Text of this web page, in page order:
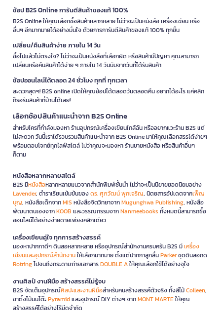
ช้อป B2S Online การันตีสินค้าของแท้ 100%
B2S Online ให้คุณเลือกซื้อสินค้าหลากหลาย ไม่ว่าจะเป็นหนังสือ เครื่องเขียน หรือ
อื่นๆ อีกมากมายได้อย่างมั่นใจ ด้วยการการันตีสินค้าของแท้ 100% ทุกชิ้น
เปลี่ยน/คืนสินค้าง่าย ภายใน 14 วัน
ซื้อไปแล้วไม่ตรงใจ? ไม่ว่าจะเป็นหนังสือที่เลือกผิด หรือสินค้ามีปัญหา คุณสามารถ
เปลี่ยนหรือคืนสินค้าได้ง่าย ๆ ภายใน 14 วันนับจากวันที่ได้รับสินค้า
ช้อปออนไลน์ได้ตลอด 24 ชั่วโมง ทุกที่ ทุกเวลา
สะดวกสุดๆ! B2S online เปิดให้คุณช้อปได้ตลอดวันตลอดคืน อยากได้อะไร แค่คลิก
ก็รอรับสินค้าที่บ้านได้เลย!
เลือกช้อปสินค้าแนะนำจาก B2S Online
สำหรับใครที่กำลังมองหา ร้านอุปกรณ์เครื่องเขียนใกล้ฉัน หรืออยากแวะร้าน B2S แต่
ไม่สะดวก วันนี้เราได้รวบรวมสินค้าแนะนำจาก B2S Online มาให้คุณเลือกสรรได้ง่ายๆ
พร้อมตอบโจทย์ทุกไลฟ์สไตล์ ไม่ว่าคุณจะมองหา ร้านขายหนังสือ หรือสินค้าอื่นๆ
ก็ตาม
หนังสือหลากหลายสไตล์
B2S มีหนังสือหลากหลายแนวจากสำนักพิมพ์ชั้นนำ ไม่ว่าจะเป็นนิยายยอดนิยมอย่าง
Lavender, ตำราเรียนเข้มข้นของดร. ศุภวัฒน์ พุกเจริญ, นิตยสารอัปเดตจากเพ็ญ
บุญ, หนังสือเด็กจากMIS หนังสือจิตวิทยาจากMugunghwa Publishing, หนังสือ
พัฒนาตนเองจากKOOB และวรรณกรรมจากNanmeebooks ทั้งหมดนี้สามารถซื้อ
ออนไลน์ได้อย่างง่ายดายเพียงคลิกเดียว
เครื่องเขียนคู่ใจ ทุกการสร้างสรรค์
มองหาปากกาดีๆ ดินสอหลากหลาย หรืออุปกรณ์สำนักงานครบครัน B2S มีเครื่อง
เขียนและอุปกรณ์สำนักงานให้เลือกมากมาย ตั้งแต่ปากกาลูกลื่นParkerชุดดินสอกด
Rotringไปจนถึงกระดาษถ่ายเอกสารDOUBLE Aให้คุณเลือกใช้ได้อย่างจุใจ
งานศิลป์ งานฝีมือ สร้างสรรค์ไม่รู้จบ
B2S จัดเต็มอุปกรณ์ศิลปะและงานฝีมือสำหรับคนสร้างสรรค์ตัวจริง ทั้งสีไม้Colleen,
ขาตั้งไม้บนโต๊ะPyramidและอุปกรณ์ DIY ต่างๆ จากMONT MARTEให้คุณ
สร้างสรรค์ได้อย่างไร้ขีดจำกัด